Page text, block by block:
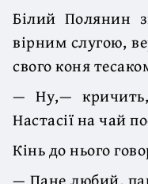
Білий Полянин
вірним слугою,
свого коня
— Ну,—
Настасії на чай
Кінь до нього
— Пане любий,